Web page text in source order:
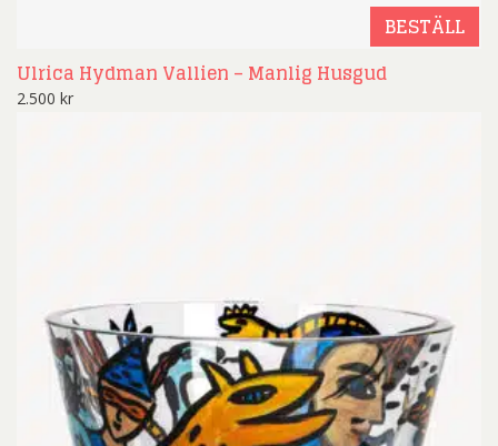
BESTÄLL
Ulrica Hydman Vallien – Manlig Husgud
2.500 kr